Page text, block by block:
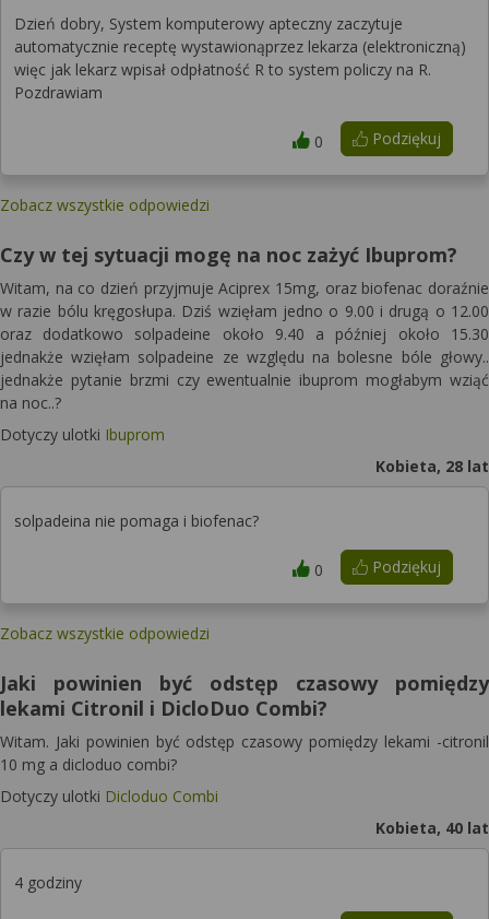
Dzień dobry, System komputerowy apteczny zaczytuje
automatycznie receptę wystawionąprzez lekarza (elektroniczną)
więc jak lekarz wpisał odpłatność R to system policzy na R.
Pozdrawiam
Podziękuj
0
Zobacz wszystkie odpowiedzi
Czy w tej sytuacji mogę na noc zażyć Ibuprom?
Witam, na co dzień przyjmuje Aciprex 15mg, oraz biofenac doraźnie
w razie bólu kręgosłupa. Dziś wzięłam jedno o 9.00 i drugą o 12.00
oraz dodatkowo solpadeine około 9.40 a później około 15.30
jednakże wzięłam solpadeine ze względu na bolesne bóle głowy..
jednakże pytanie brzmi czy ewentualnie ibuprom mogłabym wziąć
na noc..?
Dotyczy ulotki Ibuprom
Kobieta, 28 lat
solpadeina nie pomaga i biofenac?
Podziękuj
0
Zobacz wszystkie odpowiedzi
Jaki powinien być odstęp czasowy pomiędzy
lekami Citronil i DicloDuo Combi?
Witam. Jaki powinien być odstęp czasowy pomiędzy lekami -citronil
10 mg a dicloduo combi?
Dotyczy ulotki Dicloduo Combi
Kobieta, 40 lat
4 godziny